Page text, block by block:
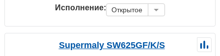
Исполнение: Открытое
Supermaly SW625GF/K/S